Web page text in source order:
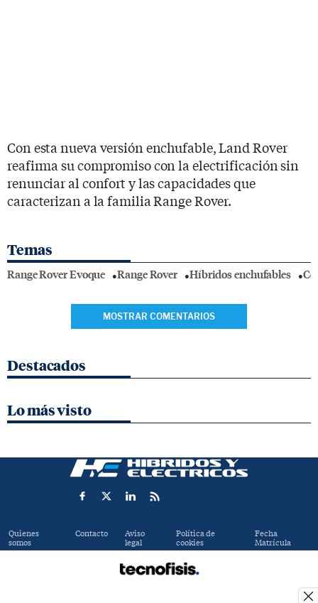
Con esta nueva versión enchufable, Land Rover
reafirma su compromiso con la electrificación sin
renunciar al confort y las capacidades que
caracterizan a la familia Range Rover.
Temas
Range Rover Evoque Range Rover Híbridos enchufables
MOSTRAR COMENTARIOS
Destacados
Lo más visto
Quienes
somos
Contacto Aviso
legal
Política de
cookies
Fecha
Matrícula